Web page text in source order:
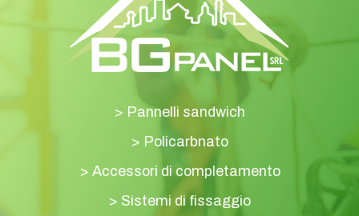
> Pannelli sandwich
> Policarbnato
> Accessori di completamento
> Sistemi di fissaggio